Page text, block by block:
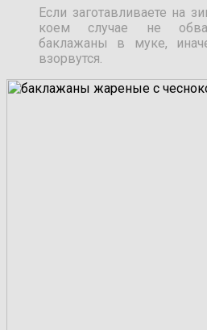
Если заготавливаете на
коем случае не
баклажаны в муке,
взорвутся.